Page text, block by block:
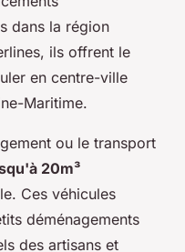
dans la région
ils offrent le
en centre-ville
Maritime.
ou le transport
20m³
Ces véhicules
déménagements
des artisans et